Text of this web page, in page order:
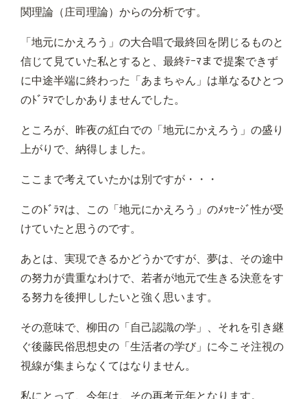
関理論（庄司理論）からの分析です。
「地元にかえろう」の大合唱で最終回を閉じるものと
信じて見ていた私とすると、最終ﾃｰﾏまで提案できず
に中途半端に終わった「あまちゃん」は単なるひとつ
のﾄﾞﾗﾏでしかありませんでした。
ところが、昨夜の紅白での「地元にかえろう」の盛り
上がりで、納得しました。
ここまで考えていたかは別ですが・・・
このﾄﾞﾗﾏは、この「地元にかえろう」のﾒｯｾｰｼﾞ性が受
けていたと思うのです。
あとは、実現できるかどうかですが、夢は、その途中
の努力が貴重なわけで、若者が地元で生きる決意をす
る努力を後押ししたいと強く思います。
その意味で、柳田の「自己認識の学」、それを引き継
ぐ後藤民俗思想史の「生活者の学び」に今こそ注視の
視線が集まらなくてはなりません。
私にとって、今年は、その再考元年となります。